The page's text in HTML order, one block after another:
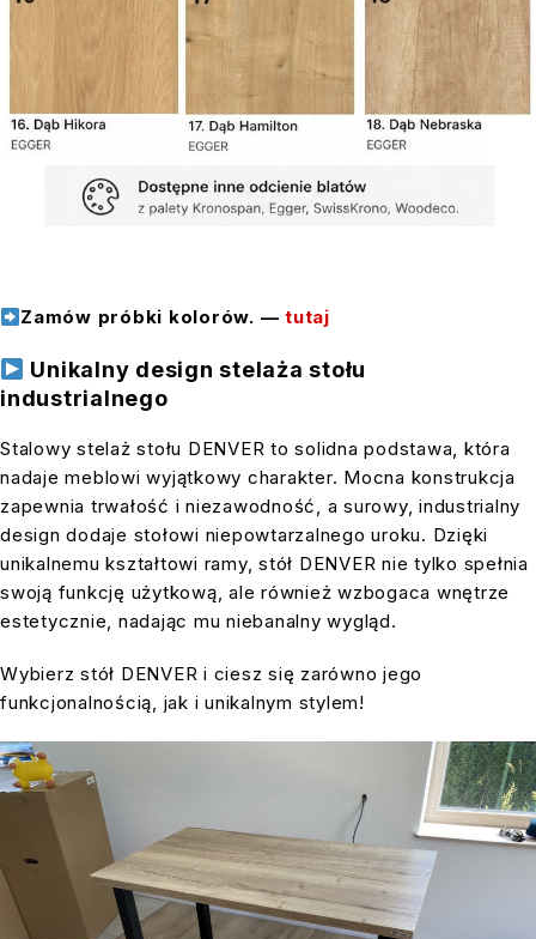
Zamów próbki kolorów. —tutaj
Unikalny design stelaża stołu
industrialnego
Stalowy stelaż stołu DENVER to solidna podstawa, która
nadaje meblowi wyjątkowy charakter. Mocna konstrukcja
zapewnia trwałość i niezawodność, a surowy, industrialny
design dodaje stołowi niepowtarzalnego uroku. Dzięki
unikalnemu kształtowi ramy, stół DENVER nie tylko spełnia
swoją funkcję użytkową, ale również wzbogaca wnętrze
estetycznie, nadając mu niebanalny wygląd.
Wybierz stół DENVER i ciesz się zarówno jego
funkcjonalnością, jak i unikalnym stylem!